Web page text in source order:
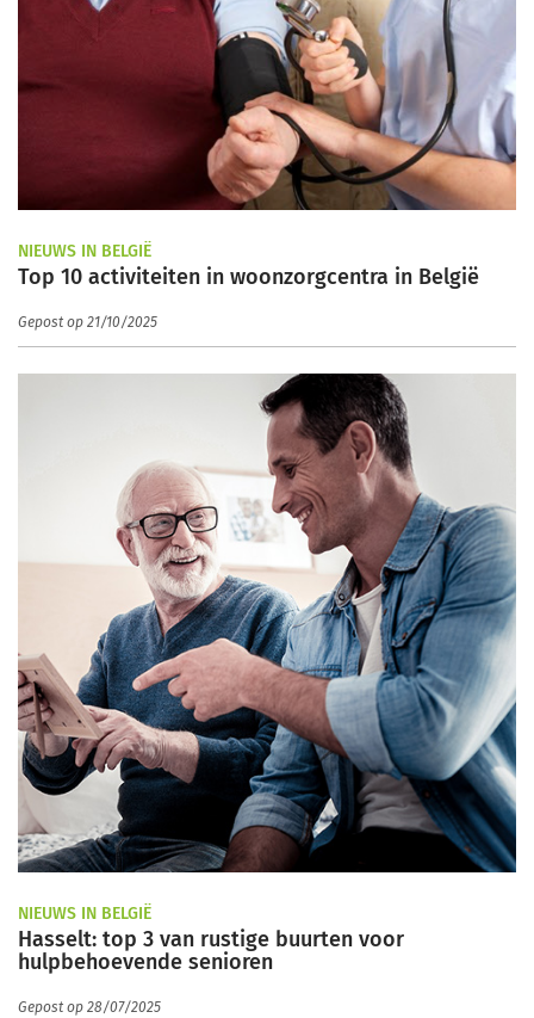
NIEUWS IN BELGIË
Top 10 activiteiten in woonzorgcentra in België
Gepost op 21/10/2025
NIEUWS IN BELGIË
Hasselt: top 3 van rustige buurten voor
hulpbehoevende senioren
Gepost op 28/07/2025